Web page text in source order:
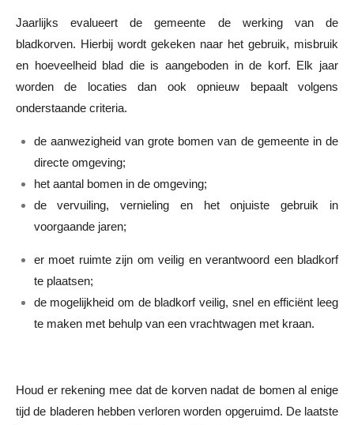
Jaarlijks evalueert de gemeente de werking van de
bladkorven. Hierbij wordt gekeken naar het gebruik, misbruik
en hoeveelheid blad die is aangeboden in de korf. Elk jaar
worden de locaties dan ook opnieuw bepaalt volgens
onderstaande criteria.
de aanwezigheid van grote bomen van de gemeente in de
directe omgeving;
het aantal bomen in de omgeving;
de vervuiling, vernieling en het onjuiste gebruik in
voorgaande jaren;
er moet ruimte zijn om veilig en verantwoord een bladkorf
te plaatsen;
de mogelijkheid om de bladkorf veilig, snel en efficiënt leeg
te maken met behulp van een vrachtwagen met kraan.
Houd er rekening mee dat de korven nadat de bomen al enige
tijd de bladeren hebben verloren worden opgeruimd. De laatste